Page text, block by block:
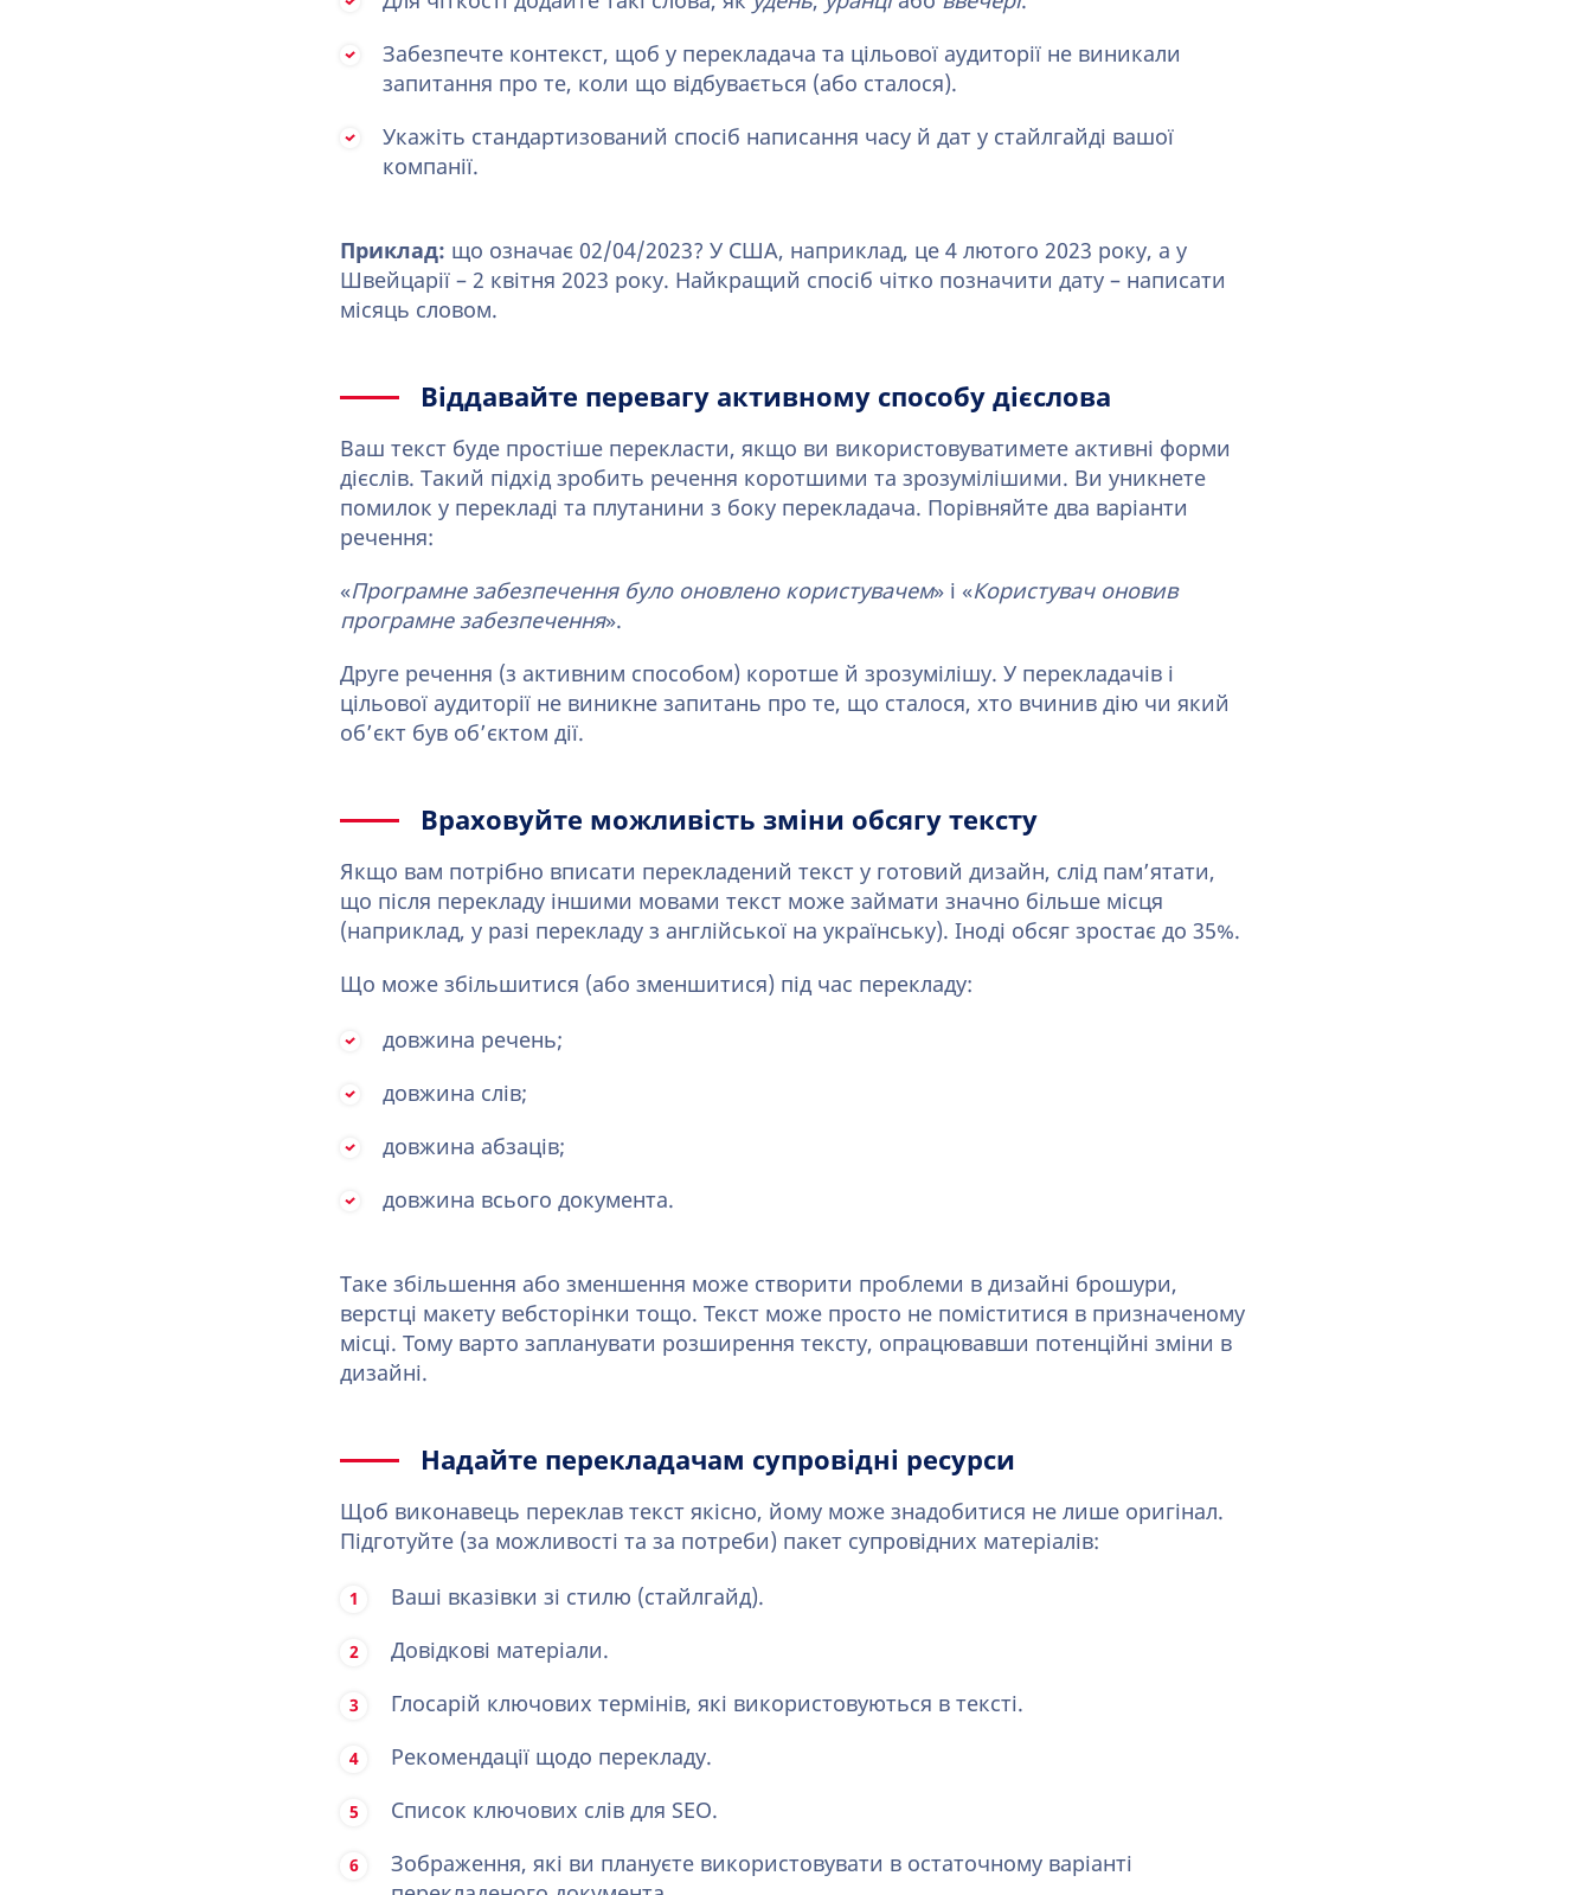
Забезпечте контекст, щоб у перекладача та цільової аудиторії не виникали
запитання про те, коли що відбувається (або сталося).
Укажіть стандартизований спосіб написання часу й дат у стайлгайді вашої
компанії.
Приклад: що означає 02/04/2023? У США, наприклад, це 4 лютого 2023 року, а у
Швейцарії – 2 квітня 2023 року. Найкращий спосіб чітко позначити дату – написати
місяць словом.
Віддавайте перевагу активному способу дієслова
Ваш текст буде простіше перекласти, якщо ви використовуватимете активні форми
дієслів. Такий підхід зробить речення коротшими та зрозумілішими. Ви уникнете
помилок у перекладі та плутанини з боку перекладача. Порівняйте два варіанти
речення:
«Програмне забезпечення було оновлено користувачем» і «Користувач оновив
програмне забезпечення».
Друге речення (з активним способом) коротше й зрозумілішу. У перекладачів і
цільової аудиторії не виникне запитань про те, що сталося, хто вчинив дію чи який
об’єкт був об’єктом дії.
Враховуйте можливість зміни обсягу тексту
Якщо вам потрібно вписати перекладений текст у готовий дизайн, слід пам’ятати,
що після перекладу іншими мовами текст може займати значно більше місця
(наприклад, у разі перекладу з англійської на українську). Іноді обсяг зростає до 35%.
Що може збільшитися (або зменшитися) під час перекладу:
довжина речень;
довжина слів;
довжина абзаців;
довжина всього документа.
Таке збільшення або зменшення може створити проблеми в дизайні брошури,
верстці макету вебсторінки тощо. Текст може просто не поміститися в призначеному
місці. Тому варто запланувати розширення тексту, опрацювавши потенційні зміни в
дизайні.
Надайте перекладачам супровідні ресурси
Щоб виконавець переклав текст якісно, йому може знадобитися не лише оригінал.
Підготуйте (за можливості та за потреби) пакет супровідних матеріалів:
Ваші вказівки зі стилю (стайлгайд).
Довідкові матеріали.
Глосарій ключових термінів, які використовуються в тексті.
Рекомендації щодо перекладу.
Список ключових слів для SEO.
Зображення, які ви плануєте використовувати в остаточному варіанті